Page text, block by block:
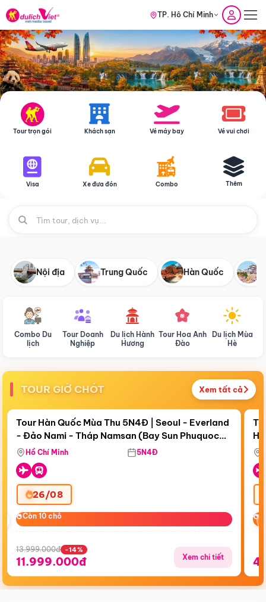
TP. Hồ Chí Minh
Tour trọn gói Khách sạn Vé máy bay Vé vui chơi
Visa Xe đưa đón Combo Thêm
Nội địa Trung Quốc Hàn Quốc
Combo Du
lịch
Tour Doanh
Nghiệp
Du lịch Hành
Hương
Tour Hoa Anh
Đào
Du lịch Mùa
Hè
TOUR GIỜ CHÓT Xem tất cả
Còn19 ngày 09:38:57
Điểm nổi bật
Tour Hàn Quốc Mùa Thu 5N4Đ | Seoul - Everland
- Đảo Nami - Tháp Namsan (Bay Sun Phuquoc
Airways)
Hồ Chí Minh 5N4Đ
26/08
Còn 10 chỗ
Còn 10 chỗ
13.999.000đ -14%
11.999.000đ Xem chi tiết